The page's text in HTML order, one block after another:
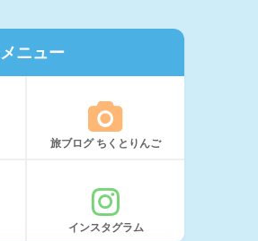
メニュー
旅ブログ ちくとりんご
インスタグラム